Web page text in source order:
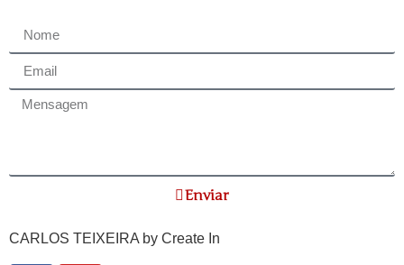
Enviar
CARLOS TEIXEIRA by Create In